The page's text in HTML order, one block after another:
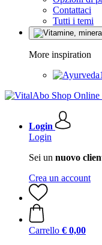
Contattaci
Tutti i temi
More inspiration
Login
Login
Sei un nuovo
Crea un account
Carrello € 0,00